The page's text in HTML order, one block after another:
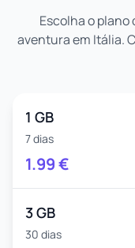
Escolha o plano
aventura em Itália.
1 GB
7 dias
1.99€
3 GB
30 dias